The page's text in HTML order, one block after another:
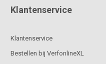
Klantenservice
Klantenservice
Bestellen bij VerfonlineXL